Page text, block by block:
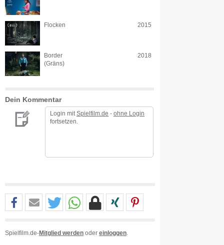
Flocken 2015
Border
(Gräns)
2018
Dein Kommentar
Login mit Spielfilm.de - ohne Login
fortsetzen.
Spielfilm.de-Mitglied werden oder einloggen